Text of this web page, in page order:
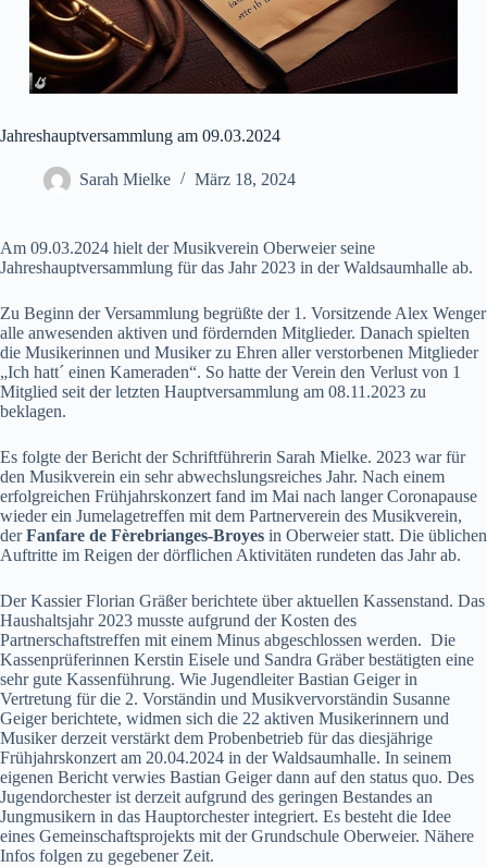
Jahreshauptversammlung am 09.03.2024
Sarah Mielke März 18, 2024
Am 09.03.2024 hielt der Musikverein Oberweier seine
Jahreshauptversammlung für das Jahr 2023 in der Waldsaumhalle ab.
Zu Beginn der Versammlung begrüßte der 1. Vorsitzende Alex Wenger
alle anwesenden aktiven und fördernden Mitglieder. Danach spielten
die Musikerinnen und Musiker zu Ehren aller verstorbenen Mitglieder
„Ich hatt´ einen Kameraden“. So hatte der Verein den Verlust von 1
Mitglied seit der letzten Hauptversammlung am 08.11.2023 zu
beklagen.
Es folgte der Bericht der Schriftführerin Sarah Mielke. 2023 war für
den Musikverein ein sehr abwechslungsreiches Jahr. Nach einem
erfolgreichen Frühjahrskonzert fand im Mai nach langer Coronapause
wieder ein Jumelagetreffen mit dem Partnerverein des Musikverein,
derFanfare de Fèrebrianges-Broyes in Oberweier statt. Die üblichen
Auftritte im Reigen der dörflichen Aktivitäten rundeten das Jahr ab.
Der Kassier Florian Gräßer berichtete über aktuellen Kassenstand. Das
Haushaltsjahr 2023 musste aufgrund der Kosten des
Partnerschaftstreffen mit einem Minus abgeschlossen werden. Die
Kassenprüferinnen Kerstin Eisele und Sandra Gräber bestätigten eine
sehr gute Kassenführung. Wie Jugendleiter Bastian Geiger in
Vertretung für die 2. Vorständin und Musikvervorständin Susanne
Geiger berichtete, widmen sich die 22 aktiven Musikerinnern und
Musiker derzeit verstärkt dem Probenbetrieb für das diesjährige
Frühjahrskonzert am 20.04.2024 in der Waldsaumhalle. In seinem
eigenen Bericht verwies Bastian Geiger dann auf den status quo. Des
Jugendorchester ist derzeit aufgrund des geringen Bestandes an
Jungmusikern in das Hauptorchester integriert. Es besteht die Idee
eines Gemeinschaftsprojekts mit der Grundschule Oberweier. Nähere
Infos folgen zu gegebener Zeit.